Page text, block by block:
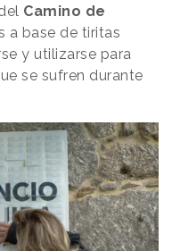
Camino de
a base de tiritas
y utilizarse para
se sufren durante